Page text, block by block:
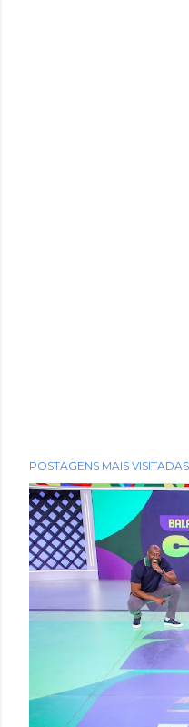
POSTAGENS MAIS VISITADAS